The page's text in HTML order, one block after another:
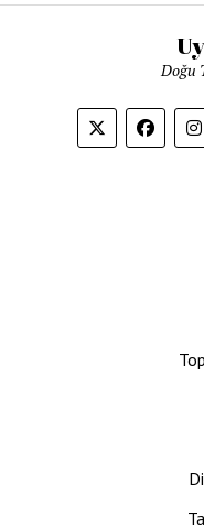
Doğu